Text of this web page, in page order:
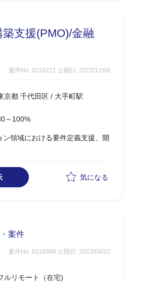
支援(PMO)/金融
案件No. 0116221 公開日: 2022/12/08
京都 千代田区 / 大手町駅
～100%
領域における要件定義支援、開
気になる
案件
案件No. 0118980 公開日: 2022/04/22
ルリモート（在宅)